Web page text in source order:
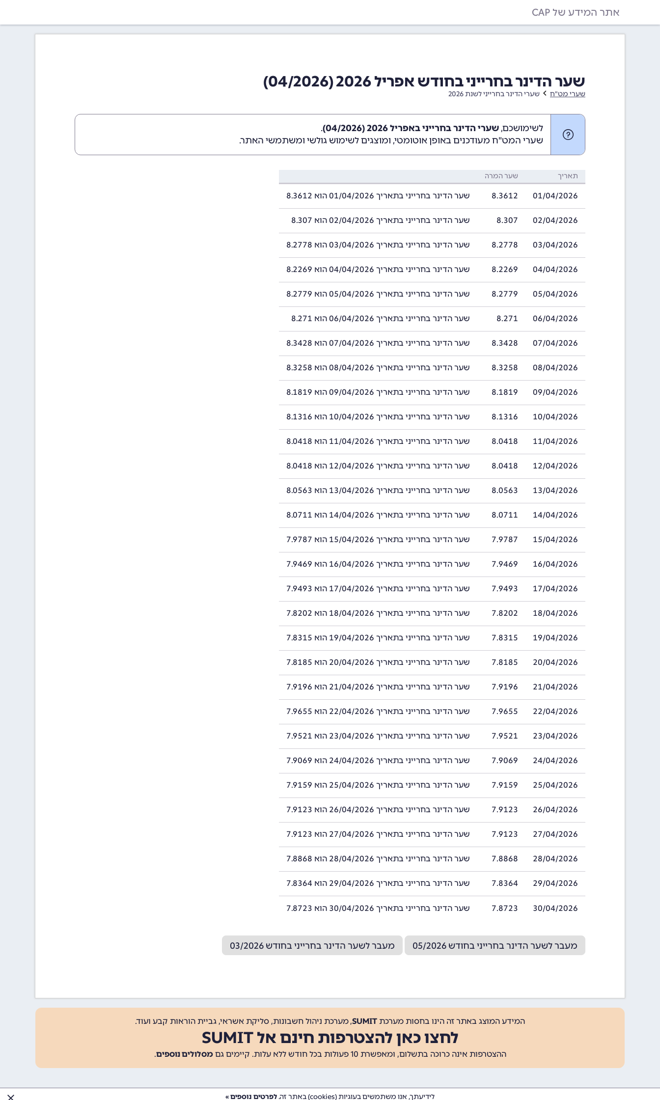
אתר המידע של CAP
שער הדינר בחרייני בחודש אפריל 2026 (04/2026)
שערי מט"ח שערי הדינר בחרייני לשנת 2026
לשימושכם, שערי הדינר בחרייני באפריל 2026 (04/2026)
.
שערי המט"ח מעודכנים באופן אוטומטי, ומוצגים לשימוש גולשי ומשתמשי האתר.
תאריך שער המרה
01/04/2026
8.3612 שער הדינר בחרייני בתאריך 01/04/2026 הוא 8.3612
02/04/2026
8.307 שער הדינר בחרייני בתאריך 02/04/2026 הוא 8.307
03/04/2026
8.2778 שער הדינר בחרייני בתאריך 03/04/2026 הוא 8.2778
04/04/2026
8.2269 שער הדינר בחרייני בתאריך 04/04/2026 הוא 8.2269
05/04/2026
8.2779 שער הדינר בחרייני בתאריך 05/04/2026 הוא 8.2779
06/04/2026
8.271 שער הדינר בחרייני בתאריך 06/04/2026 הוא 8.271
07/04/2026
8.3428 שער הדינר בחרייני בתאריך 07/04/2026 הוא 8.3428
08/04/2026
8.3258 שער הדינר בחרייני בתאריך 08/04/2026 הוא 8.3258
09/04/2026
8.1819 שער הדינר בחרייני בתאריך 09/04/2026 הוא 8.1819
10/04/2026
8.1316 שער הדינר בחרייני בתאריך 10/04/2026 הוא 8.1316
11/04/2026
8.0418 שער הדינר בחרייני בתאריך 11/04/2026 הוא 8.0418
12/04/2026
8.0418 שער הדינר בחרייני בתאריך 12/04/2026 הוא 8.0418
13/04/2026
8.0563 שער הדינר בחרייני בתאריך 13/04/2026 הוא 8.0563
14/04/2026
8.0711 שער הדינר בחרייני בתאריך 14/04/2026 הוא 8.0711
15/04/2026
7.9787 שער הדינר בחרייני בתאריך 15/04/2026 הוא 7.9787
16/04/2026
7.9469 שער הדינר בחרייני בתאריך 16/04/2026 הוא 7.9469
17/04/2026
7.9493 שער הדינר בחרייני בתאריך 17/04/2026 הוא 7.9493
18/04/2026
7.8202 שער הדינר בחרייני בתאריך 18/04/2026 הוא 7.8202
19/04/2026
7.8315 שער הדינר בחרייני בתאריך 19/04/2026 הוא 7.8315
20/04/2026
7.8185 שער הדינר בחרייני בתאריך 20/04/2026 הוא 7.8185
21/04/2026
7.9196 שער הדינר בחרייני בתאריך 21/04/2026 הוא 7.9196
22/04/2026
7.9655 שער הדינר בחרייני בתאריך 22/04/2026 הוא 7.9655
23/04/2026
7.9521 שער הדינר בחרייני בתאריך 23/04/2026 הוא 7.9521
24/04/2026
7.9069 שער הדינר בחרייני בתאריך 24/04/2026 הוא 7.9069
25/04/2026
7.9159 שער הדינר בחרייני בתאריך 25/04/2026 הוא 7.9159
26/04/2026
7.9123 שער הדינר בחרייני בתאריך 26/04/2026 הוא 7.9123
27/04/2026
7.9123 שער הדינר בחרייני בתאריך 27/04/2026 הוא 7.9123
28/04/2026
7.8868 שער הדינר בחרייני בתאריך 28/04/2026 הוא 7.8868
29/04/2026
7.8364 שער הדינר בחרייני בתאריך 29/04/2026 הוא 7.8364
30/04/2026
7.8723 שער הדינר בחרייני בתאריך 30/04/2026 הוא 7.8723
מעבר לשער הדינר בחרייני בחודש 05/2026 מעבר לשער הדינר בחרייני בחודש 03/2026
המידע המוצג באתר זה הינו בחסות מערכת SUMIT, מערכת ניהול חשבונות, סליקת אשראי, גביית הוראות קבע ועוד.
לחצו כאן להצטרפות חינם אל SUMIT
ההצטרפות אינה כרוכה בתשלום, ומאפשרת 10 פעולות בכל חודש ללא עלות. קיימים גם מסלולים נוספים.
לידיעתך, אנו משתמשים בעוגיות (cookies) באתר זה. לפרטים נוספים »